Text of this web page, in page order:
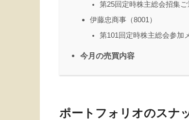
第25回定時株主総会招集ご
伊藤忠商事（8001）
第101回定時株主総会参加
今月の売買内容
ポートフォリオのスナ